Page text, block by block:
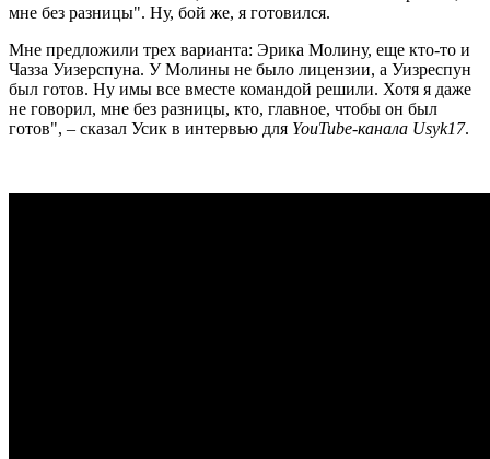
мне без разницы". Ну, бой же, я готовился.
Мне предложили трех варианта: Эрика Молину, еще кто-то и
Чазза Уизерспуна. У Молины не было лицензии, а Уизреспун
был готов. Ну имы все вместе командой решили. Хотя я даже
не говорил, мне без разницы, кто, главное, чтобы он был
готов", – сказал Усик в интервью для YouTube-канала Usyk17.